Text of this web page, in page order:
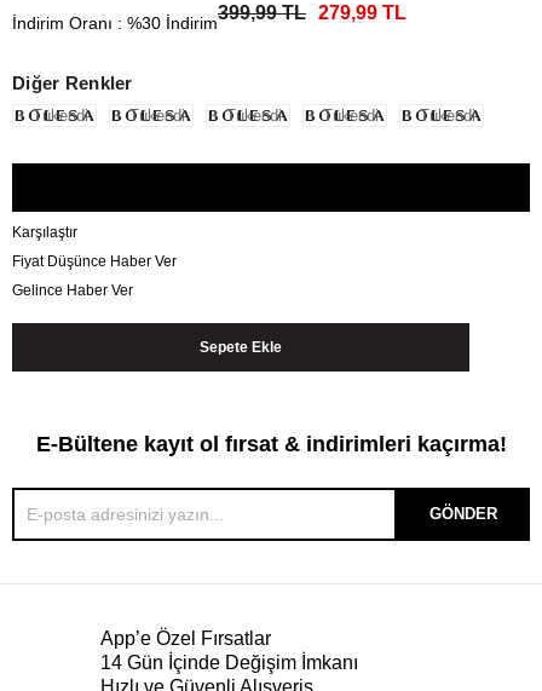
İndirim Oranı : %30 İndirim399,99 TL 279,99 TL
Diğer Renkler
Tükendi Tükendi Tükendi Tükendi Tükendi
Karşılaştır
Fiyat Düşünce Haber Ver
Gelince Haber Ver
E-Bültene kayıt ol fırsat & indirimleri kaçırma!
GÖNDER
App’e Özel Fırsatlar
14 Gün İçinde Değişim İmkanı
Hızlı ve Güvenli Alışveriş